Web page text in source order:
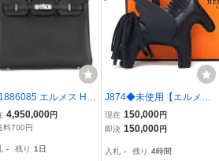
エルメス HE
バーキン 25 G刻印
ック 黒 シルバー金具
展示未使用
4,950,000円
料700円
- 残り 1日
J874◆未使用【エルメ
ス】ロデオチャーム ペガ
サス PM アニョーミロ 黒
ャーム B刻印 キーホルダ
現在 150,000円
即決 150,000円
入札 - 残り 4時間